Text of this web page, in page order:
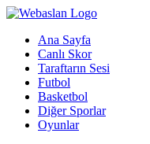
Ana Sayfa
Canlı Skor
Taraftarın Sesi
Futbol
Basketbol
Diğer Sporlar
Oyunlar